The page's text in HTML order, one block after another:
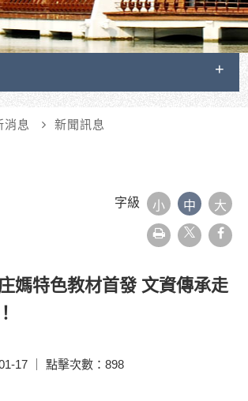
消息 新聞訊息
字級 小 中 大
友
善
媽特色教材首發 文資傳承走
17 ｜ 點擊次數：898